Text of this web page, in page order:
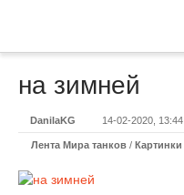
на зимней
DanilaKG 14-02-2020, 13:44
Лента Мира танков / Картинки